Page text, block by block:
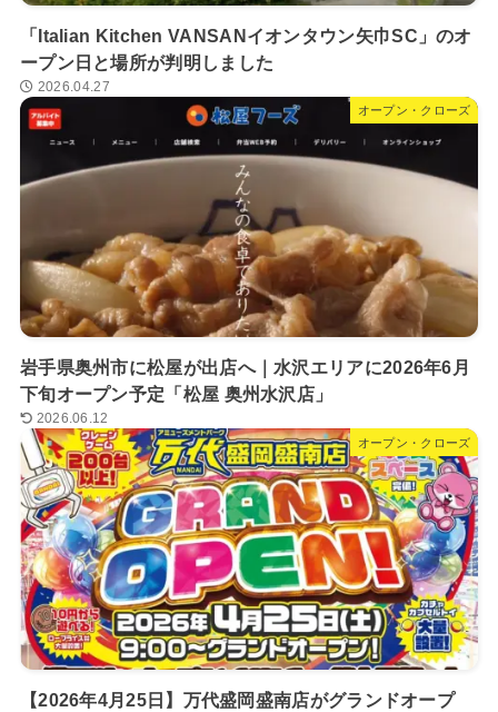
「Italian Kitchen VANSANイオンタウン矢巾SC」のオ
ープン日と場所が判明しました
2026.04.27
オープン・クローズ
岩手県奥州市に松屋が出店へ｜水沢エリアに2026年6月
下旬オープン予定「松屋 奥州水沢店」
2026.06.12
オープン・クローズ
【2026年4月25日】万代盛岡盛南店がグランドオープ